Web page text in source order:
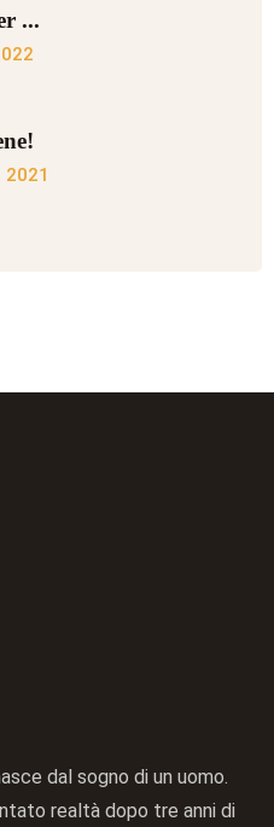
...
2021
dal sogno di un uomo.
realtà dopo tre anni di